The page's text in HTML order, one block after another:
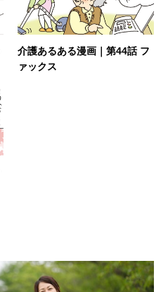
介護あるある漫画｜第44話 フ
ァックス